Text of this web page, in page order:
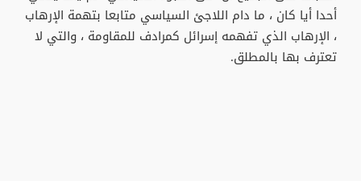
أحدا أيا كان ، ما دام اللاجئ السياسي متابعا بتهمة الإرهاب
، الإرهاب الذي تفهمه إسرائل كمرادف للمقاومة ، والتي لا
تعترف بها بالمطلق.